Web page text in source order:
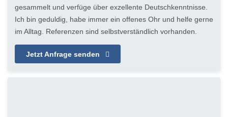
gesammelt und verfüge über exzellente Deutschkenntnisse.
Ich bin geduldig, habe immer ein offenes Ohr und helfe gerne
im Alltag. Referenzen sind selbstverständlich vorhanden.
Jetzt Anfrage senden